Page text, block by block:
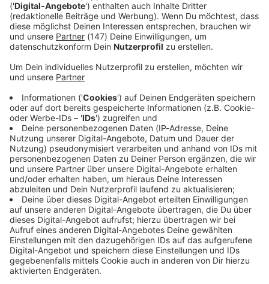
Immer auf dem Laufenden
bleiben!
Verpass' nichts mehr - mit unserem kostenlosen